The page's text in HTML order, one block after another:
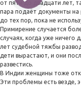
от пяти до двадцати лет,
пара подаёт документы на
до тех пор, пока не
Примирение случается
случаях, когда уже ничего
лет судебной тяжбы
дети вырастают, и они
развестись.
В Индии женщины тоже
Эти проблемы есть везде,